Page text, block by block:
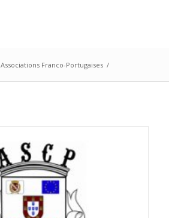
Associations Franco-Portugaises /